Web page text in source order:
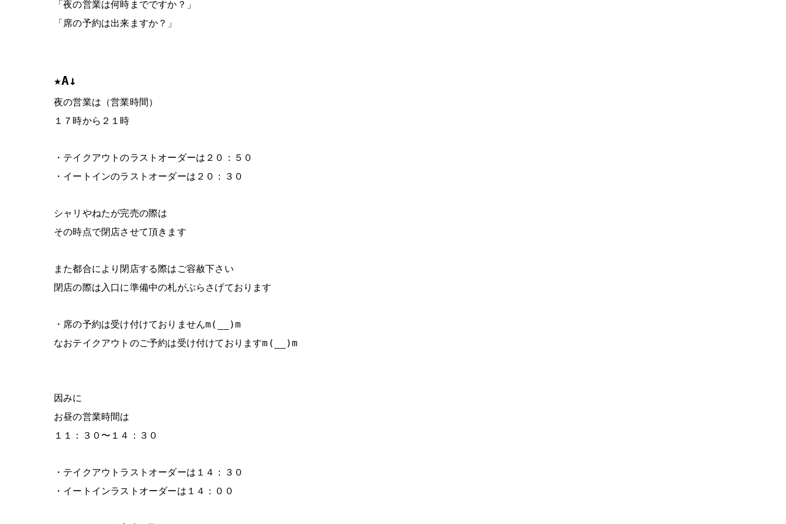
「夜の営業は何時までですか？」
「席の予約は出来ますか？」
★A↓
夜の営業は（営業時間）
１７時から２１時
・テイクアウトのラストオーダーは２０：５０
・イートインのラストオーダーは２０：３０
シャリやねたが完売の際は
その時点で閉店させて頂きます
また都合により閉店する際はご容赦下さい
閉店の際は入口に準備中の札がぶらさげております
・席の予約は受け付けておりませんm(__)m
なおテイクアウトのご予約は受け付けておりますm(__)m
因みに
お昼の営業時間は
１１：３０〜１４：３０
・テイクアウトラストオーダーは１４：３０
・イートインラストオーダーは１４：００